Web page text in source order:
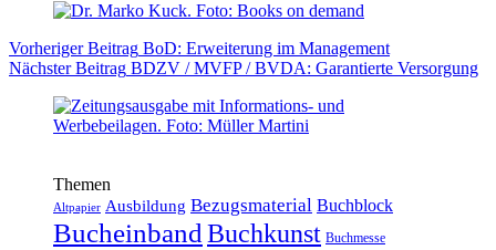
VorherigerBeitrag BoD: Erweiterung im Management
NächsterBeitrag BDZV / MVFP / BVDA: Garantierte Versorgung
Themen
Altpapier Ausbildung Bezugsmaterial Buchblock
BucheinbandBuchkunst Buchmesse